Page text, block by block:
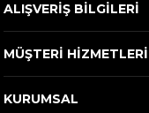
ALIŞVERİŞ BİLGİLERİ
MÜŞTERİ HİZMETLERİ
KURUMSAL